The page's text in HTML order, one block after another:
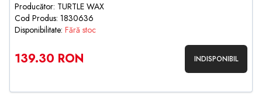
Producător: TURTLE WAX
Cod Produs: 1830636
Disponibilitate: Fără stoc
139.30 RON INDISPONIBIL